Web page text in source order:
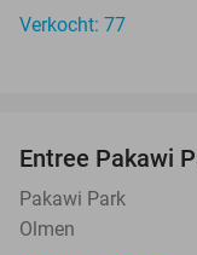
Verkocht: 77
Entree Pakawi
Pakawi Park
Olmen